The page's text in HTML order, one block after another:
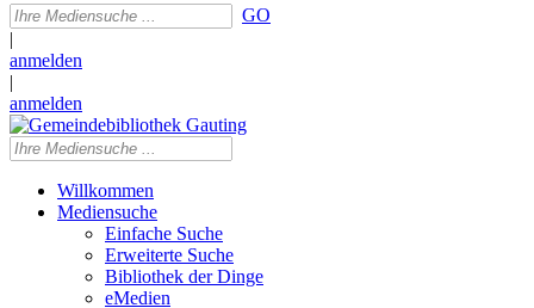
GO
|
anmelden
|
anmelden
Willkommen
Mediensuche
Einfache Suche
Erweiterte Suche
Bibliothek der Dinge
eMedien